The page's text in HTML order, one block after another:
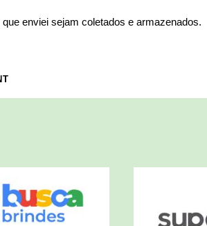
enviei sejam coletados e armazenados.